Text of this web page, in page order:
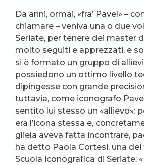
Da anni, ormai, «fra’ Pavel» –
chiamare – veniva una o due
Seriate, per tenere dei master
molto seguiti e apprezzati, e
si è formato un gruppo di
possiedono un ottimo livello
dipingesse con grande
tuttavia, come iconografo
sentito lui stesso un «allievo»:
era l’icona stessa e,
gliela aveva fatta incontrare,
ha detto Paola Cortesi, una
Scuola iconografica di Seriate: